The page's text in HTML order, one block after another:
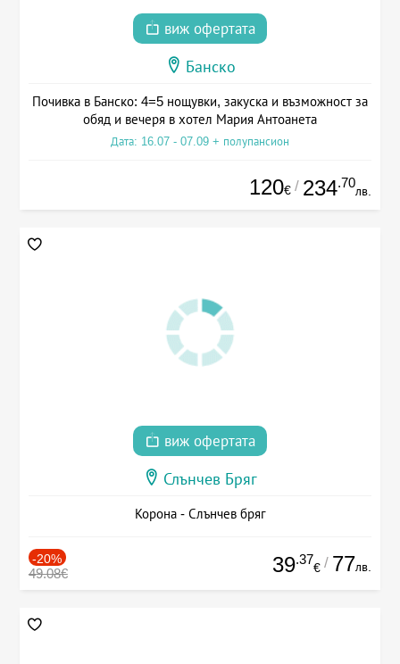
виж офертата
Банско
Почивка в Банско: 4=5 нощувки, закуска и възможност за
обяд и вечеря в хотел Мария Антоанета
Дата: 16.07 - 07.09 + полупансион
120€ / 234.70
лв.
виж офертата
Слънчев Бряг
Корона - Слънчев бряг
-20%
49.08€ 39.37
€ / 77лв.